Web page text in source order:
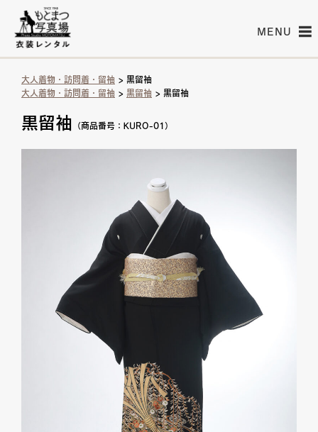
MENU
大人着物・訪問着・留袖 > 黒留袖
大人着物・訪問着・留袖 > 黒留袖 > 黒留袖
黒留袖 （商品番号：KURO-01）